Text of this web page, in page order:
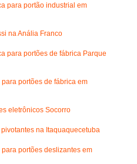
para portão industrial em
na Anália Franco
para portões de fábrica Parque
portões de fábrica em
eletrônicos Socorro
na Itaquaquecetuba
portões deslizantes em